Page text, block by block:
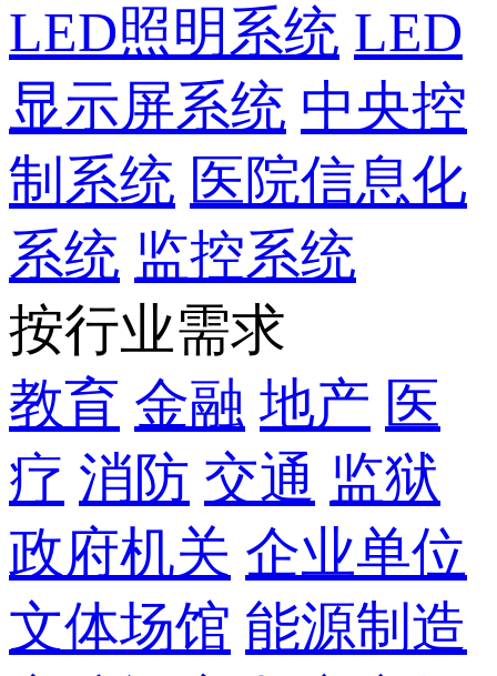
LED照明系统 LED
显示屏系统 中央控
制系统 医院信息化
系统 监控系统
按行业需求
教育 金融 地产 医
疗 消防 交通 监狱
政府机关 企业单位
文体场馆 能源制造